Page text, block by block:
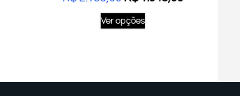
Ver opções